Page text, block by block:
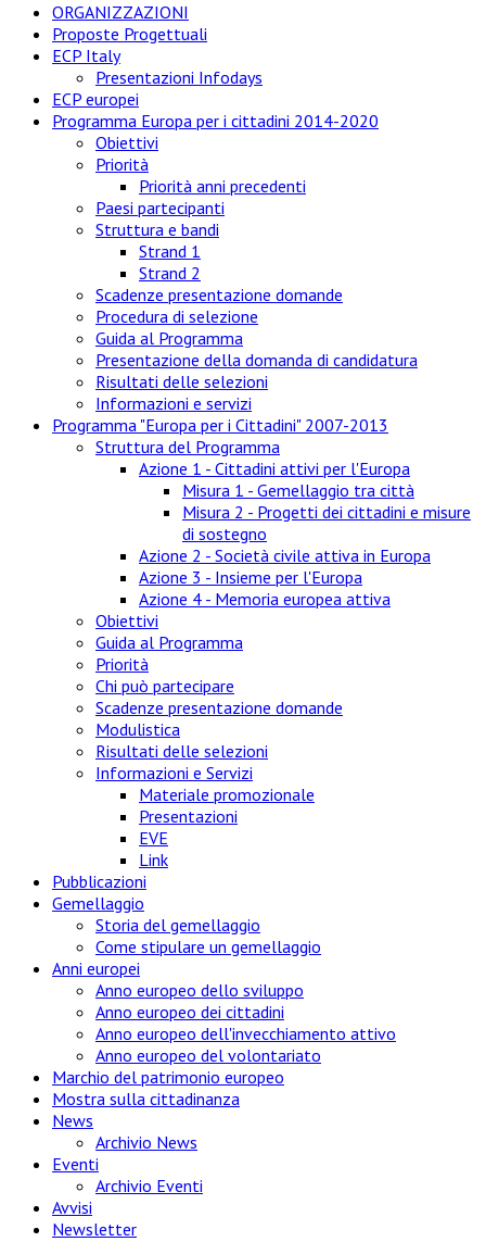
ORGANIZZAZIONI
Proposte Progettuali
ECP Italy
Presentazioni Infodays
ECP europei
Programma Europa per i cittadini 2014-2020
Obiettivi
Priorità
Priorità anni precedenti
Paesi partecipanti
Struttura e bandi
Strand 1
Strand 2
Scadenze presentazione domande
Procedura di selezione
Guida al Programma
Presentazione della domanda di candidatura
Risultati delle selezioni
Informazioni e servizi
Programma "Europa per i Cittadini" 2007-2013
Struttura del Programma
Azione 1 - Cittadini attivi per l'Europa
Misura 1 - Gemellaggio tra città
Misura 2 - Progetti dei cittadini e misure
di sostegno
Azione 2 - Società civile attiva in Europa
Azione 3 - Insieme per l'Europa
Azione 4 - Memoria europea attiva
Obiettivi
Guida al Programma
Priorità
Chi può partecipare
Scadenze presentazione domande
Modulistica
Risultati delle selezioni
Informazioni e Servizi
Materiale promozionale
Presentazioni
EVE
Link
Pubblicazioni
Gemellaggio
Storia del gemellaggio
Come stipulare un gemellaggio
Anni europei
Anno europeo dello sviluppo
Anno europeo dei cittadini
Anno europeo dell'invecchiamento attivo
Anno europeo del volontariato
Marchio del patrimonio europeo
Mostra sulla cittadinanza
News
Archivio News
Eventi
Archivio Eventi
Avvisi
Newsletter